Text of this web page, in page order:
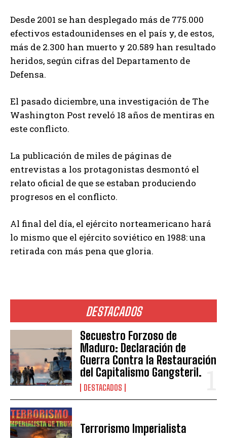
DESTACADOS
Secuestro Forzoso de
Maduro: Declaración de
Guerra Contra la Restauración
del Capitalismo Gangsteril.
DESTACADOS
Terrorismo Imperialista
Desde 2001 se han desplegado más de 775.000
efectivos estadounidenses en el país y, de estos,
más de 2.300 han muerto y 20.589 han resultado
heridos, según cifras del Departamento de
Defensa.
El pasado diciembre, una investigación de The
Washington Post reveló 18 años de mentiras en
este conflicto.
La publicación de miles de páginas de
entrevistas a los protagonistas desmontó el
relato oficial de que se estaban produciendo
progresos en el conflicto.
Al final del día, el ejército norteamericano hará
lo mismo que el ejército soviético en 1988: una
retirada con más pena que gloria.